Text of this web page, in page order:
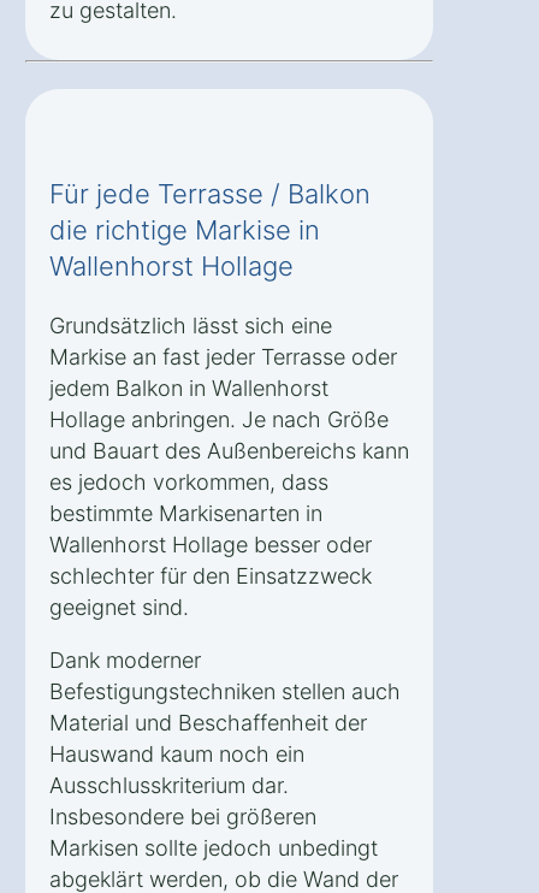
zu gestalten.
Für jede Terrasse / Balkon
die richtige Markise in
Wallenhorst Hollage
Grundsätzlich lässt sich eine
Markise an fast jeder Terrasse oder
jedem Balkon in Wallenhorst
Hollage anbringen. Je nach Größe
und Bauart des Außenbereichs kann
es jedoch vorkommen, dass
bestimmte Markisenarten in
Wallenhorst Hollage besser oder
schlechter für den Einsatzzweck
geeignet sind.
Dank moderner
Befestigungstechniken stellen auch
Material und Beschaffenheit der
Hauswand kaum noch ein
Ausschlusskriterium dar.
Insbesondere bei größeren
Markisen sollte jedoch unbedingt
abgeklärt werden, ob die Wand der